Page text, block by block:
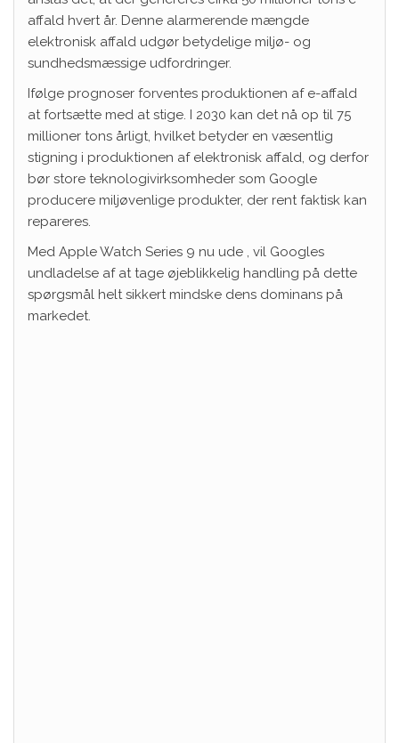
affald hvert år. Denne alarmerende mængde
elektronisk affald udgør betydelige miljø- og
sundhedsmæssige udfordringer.
Ifølge prognoser forventes produktionen af ​​e-affald
at fortsætte med at stige. I 2030 kan det nå op til 75
millioner tons årligt, hvilket betyder en væsentlig
stigning i produktionen af ​​elektronisk affald, og derfor
bør store teknologivirksomheder som Google
producere miljøvenlige produkter, der rent faktisk kan
repareres.
Med Apple Watch Series 9 nu ude , vil Googles
undladelse af at tage øjeblikkelig handling på dette
spørgsmål helt sikkert mindske dens dominans på
markedet.